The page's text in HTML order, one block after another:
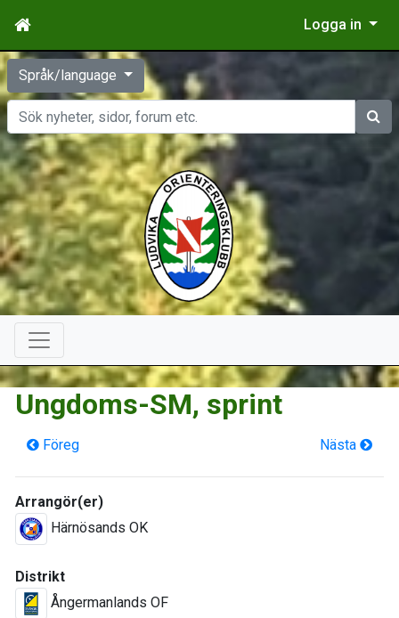
Logga in
Språk/language
Sök
Ungdoms-SM, sprint
Föreg Nästa
Arrangör(er)
Härnösands OK
Distrikt
Ångermanlands OF